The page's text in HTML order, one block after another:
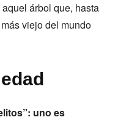
árbol que, hasta
viejo del mundo
uno es